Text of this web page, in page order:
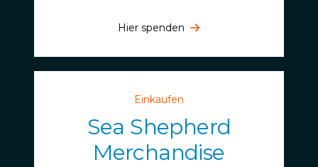
Hier spenden
Einkaufen
Sea Shepherd
Merchandise